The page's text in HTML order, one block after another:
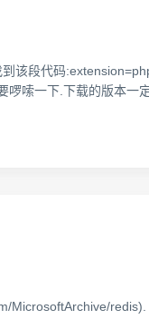
该段代码
嗦一下.下载的版本一